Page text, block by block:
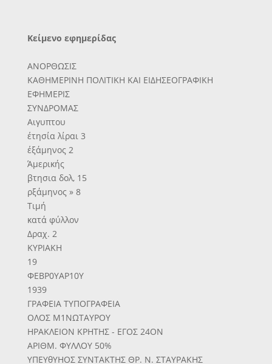
Κείμενο εφημερίδας
ΑΝΟΡΘΩΣΙΣ
ΚΑΘΗΜΕΡΙΝΗ ΠΟΛΙΤΙΚΗ ΚΑΙ ΕΙΔΗΣΕΟΓΡΑΦΙΚΗ
ΕΦΗΜΕΡΙΣ
ΣΥΝΔΡΟΜΑΣ
Αιγυπτου
έτησία λίραι 3
έξάμηνος 2
Άμερικής
βτησια δολ, 15
ρξάμηνος » 8
Τιμή
κατά φύλλον
Δραχ. 2
ΚΥΡΙΑΚΗ
19
ΦΕΒΡ0ΥΑΡ10Υ
1939
ΓΡΑΦΕΙΑ ΤΥΠΟΓΡΑΦΕΙΑ
ΟΛΟΣ Μ1ΝΩΤΑΥΡΟΥ
ΗΡΑΚΛΕΙΟΝ ΚΡΗΤΗΣ - ΕΓΟΣ 24ΟΝ
ΑΡΙΘΜ. ΦΥΛΛΟΥ 50%
ΥΠΕΥθΥΗΟΣ ΣΥΝΤΑΚΤΗΣ ΘΡ. Ν. ΣΤΑΥΡΑΚΗΣ